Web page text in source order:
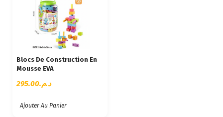
Blocs De Construction En
Mousse EVA
د.م.295.00
Ajouter Au Panier